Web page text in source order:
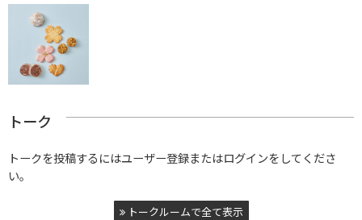
トーク
トークを投稿するにはユーザー登録またはログインをしてくださ
い。
トークルームで全て表示